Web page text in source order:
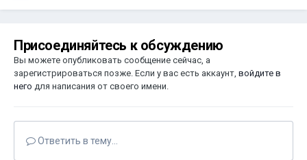
Присоединяйтесь к обсуждению
Вы можете опубликовать сообщение сейчас, а
зарегистрироваться позже. Если у вас есть аккаунт, войдите в
него для написания от своего имени.
Ответить в тему...